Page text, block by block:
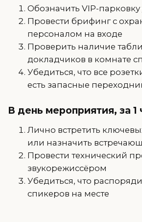
Обозначить VIP-парковку
Провести брифинг с
персоналом на входе
Проверить наличие
докладчиков в комнате
Убедиться, что все
есть запасные
В день мероприятия, за 1
Лично встретить
или назначить
Провести технический
звукорежиссёром
Убедиться, что
спикеров на месте